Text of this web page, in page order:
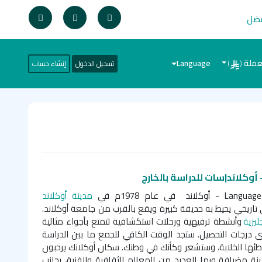
(
)
Language تسجيل الدخول إنشاء حساب
مدينة أوكلاند
يحيط به حديقة كبيرة ويقع بالقرب من جامعة أوكلاند.
وأنشطة ترفيهية ورحلات استكشافية تتمتع بأجواء مثالية
التحصيل. ستجد الوقت الكافي للجمع ما بين الدراسة
الخلابة، وستشعر وكأنك في وطنك. سكان أوكلانك يرحبون